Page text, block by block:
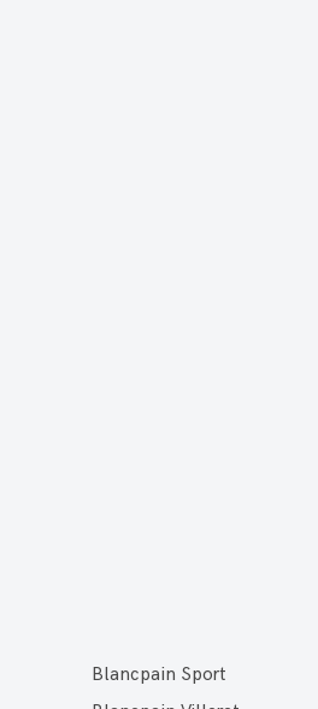
Blancpain Sport